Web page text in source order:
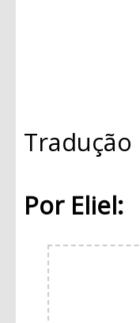
Tradução
Por Eliel: